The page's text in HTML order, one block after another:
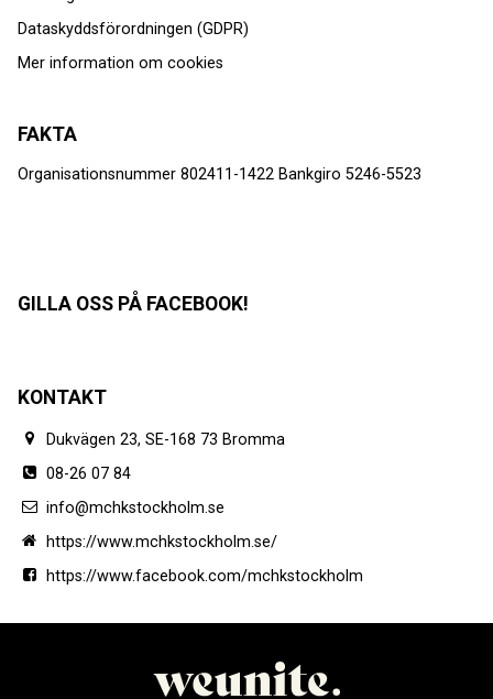
Dataskyddsförordningen (GDPR)
Mer information om cookies
FAKTA
Organisationsnummer 802411-1422 Bankgiro 5246-5523
GILLA OSS PÅ FACEBOOK!
KONTAKT
Dukvägen 23, SE-168 73 Bromma
08-26 07 84
info@mchkstockholm.se
https://www.mchkstockholm.se/
https://www.facebook.com/mchkstockholm